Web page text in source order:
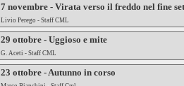
7 novembre - Virata verso il freddo nel fine
Livio Perego - Staff CML
29 ottobre - Uggioso e mite
G. Aceti - Staff CML
23 ottobre - Autunno in corso